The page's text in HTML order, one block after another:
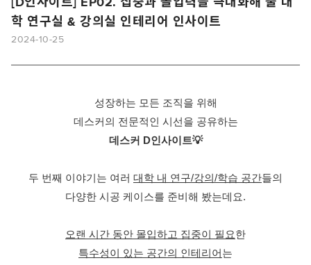
학 연구실 & 강의실 인테리어 인사이트
2024-10-25
성장하는 모든 조직을 위해
데스커의 전문적인 시선을 공유하는
데스커 D인사이트💡
두 번째 이야기는 여러 대학 내 연구/강의/학습 공간들의
다양한 시공 케이스를 준비해 봤는데요.
오랜 시간 동안 몰입하고 집중이 필요한
특수성이 있는 공간의 인테리어는